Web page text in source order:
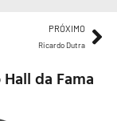
PRÓXIMO
Ricardo Dutra
da Fama